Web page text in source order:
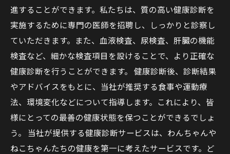
進することができます。私たちは、質の高い健康診断を
実施するために専門の医師を招聘し、しっかりと診察し
ていただきます。また、血液検査、尿検査、肝臓の機能
検査など、細かな検査項目を設けることで、より正確な
健康診断を行うことができます。 健康診断後、診断結果
やアドバイスをもとに、当社が推奨する食事や運動療
法、環境変化などについて指導します。これにより、皆
様にとっての最善の健康状態を保つことができるでしょ
う。 当社が提供する健康診断サービスは、わんちゃんや
ねこちゃんたちの健康を第一に考えたサービスです。ど